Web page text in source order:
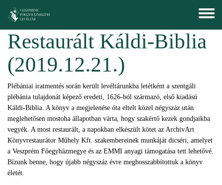
Toggle
menu
Restaurált Káldi-Biblia
(2019.12.21.)
Plébániai iratmentés során került levéltárunkba letétként a szentgáli
plébánia tulajdonát képező eredeti, 1626-ból származó, első kiadású
Káldi-Biblia. A könyv a megjelenése óta eltelt közel négyszáz után
meglehetősen mostoha állapotban várta, hogy szakértő kezek gondjaikba
vegyék. A most restaurált, a napokban elkészült kötet az ArchivArt
Könyvrestaurátor Műhely Kft. szakembereinek munkáját dicséri, amelyet
a Veszprém Főegyházmegye és az EMMI anyagi támogatása tett lehetővé.
Bízunk benne, hogy újabb négyszáz évre meghosszabbítottuk a könyv
életét.